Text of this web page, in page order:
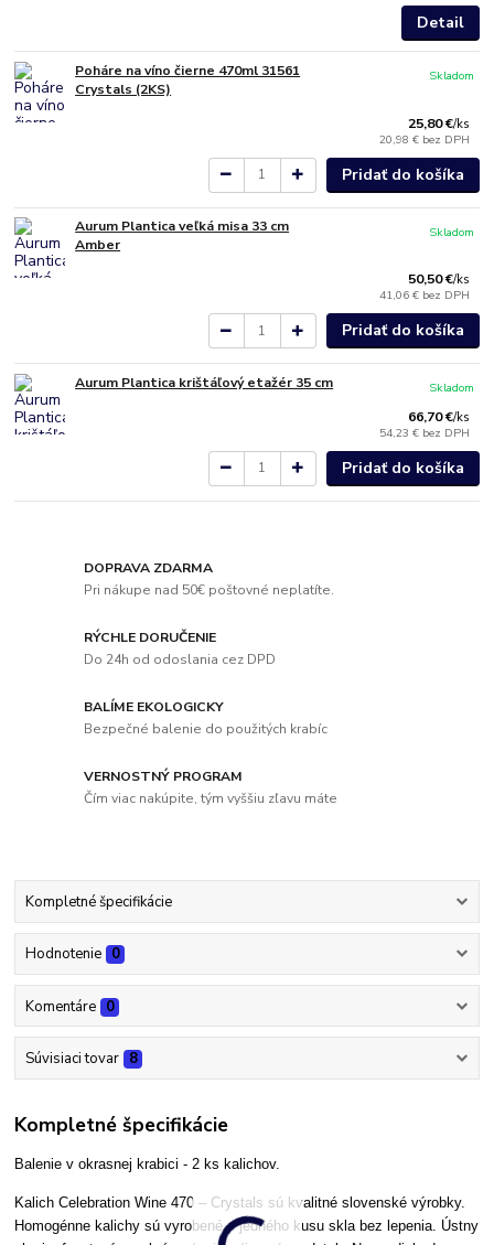
Detail
Poháre na víno čierne 470ml 31561
Crystals (2KS)
25,80 €/ks
20,98 € bez DPH
Skladom
Pridať do košíka
Aurum Plantica veľká misa 33 cm
Amber
50,50 €/ks
41,06 € bez DPH
Skladom
Pridať do košíka
Aurum Plantica krištáľový etažér 35 cm
66,70 €/ks
54,23 € bez DPH
Skladom
Pridať do košíka
DOPRAVA ZDARMA
Pri nákupe nad 50€ poštovné neplatíte.
RÝCHLE DORUČENIE
Do 24h od odoslania cez DPD
BALÍME EKOLOGICKY
Bezpečné balenie do použitých krabíc
VERNOSTNÝ PROGRAM
Čím viac nakúpite, tým vyššiu zľavu máte
Kompletné špecifikácie
Hodnotenie 0
Komentáre 0
Súvisiaci tovar 8
Kompletné špecifikácie
Balenie v okrasnej krabici - 2 ks kalichov.
Kalich Celebration Wine 470 – Crystals sú kvalitné slovenské výrobky.
Homogénne kalichy sú vyrobené z jedného kusu skla bez lepenia. Ústny